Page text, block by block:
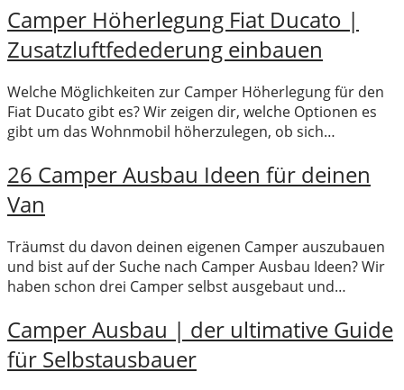
Camper Höherlegung Fiat Ducato |
Zusatzluftfedederung einbauen
Welche Möglichkeiten zur Camper Höherlegung für den
Fiat Ducato gibt es? Wir zeigen dir, welche Optionen es
gibt um das Wohnmobil höherzulegen, ob sich…
26 Camper Ausbau Ideen für deinen
Van
Träumst du davon deinen eigenen Camper auszubauen
und bist auf der Suche nach Camper Ausbau Ideen? Wir
haben schon drei Camper selbst ausgebaut und…
Camper Ausbau | der ultimative Guide
für Selbstausbauer